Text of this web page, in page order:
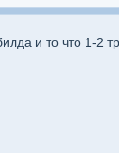
и то что 1-2